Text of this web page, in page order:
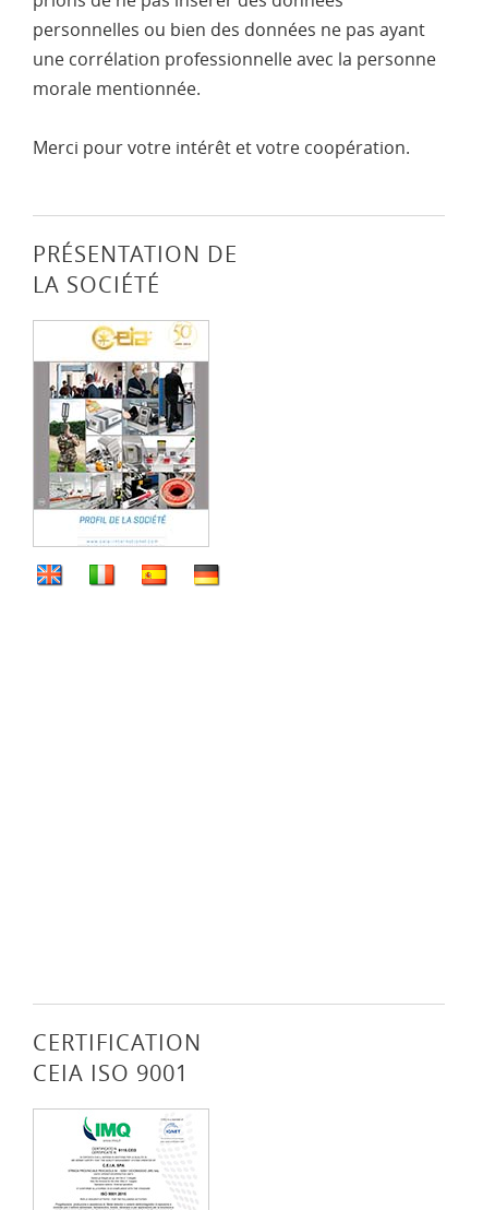
personnelles ou bien des données ne pas ayant
une corrélation professionnelle avec la personne
morale mentionnée.
Merci pour votre intérêt et votre coopération.
PRÉSENTATION DE
LA SOCIÉTÉ
CERTIFICATION
CEIA ISO 9001